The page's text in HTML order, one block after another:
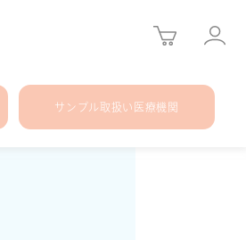
サンプル取扱い医療機関